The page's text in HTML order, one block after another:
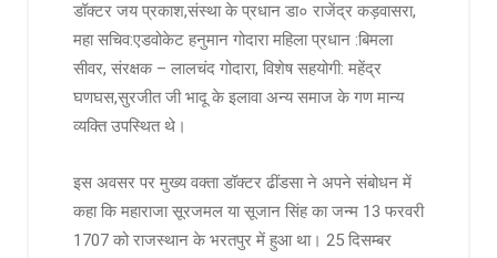
डॉक्टर जय प्रकाश,संस्था के प्रधान डा० राजेंद्र कड़वासरा,
महा सचिव:एडवोकेट हनुमान गोदारा महिला प्रधान :बिमला
सीवर, संरक्षक – लालचंद गोदारा, विशेष सहयोगी: महेंद्र
घणघस,सुरजीत जी भादू के इलावा अन्य समाज के गण मान्य
व्यक्ति उपस्थित थे।
इस अवसर पर मुख्य वक्ता डॉक्टर ढींडसा ने अपने संबोधन में
कहा कि महाराजा सूरजमल या सूजान सिंह का जन्म 13 फरवरी
1707 को राजस्थान के भरतपुर में हुआ था। 25 दिसम्बर